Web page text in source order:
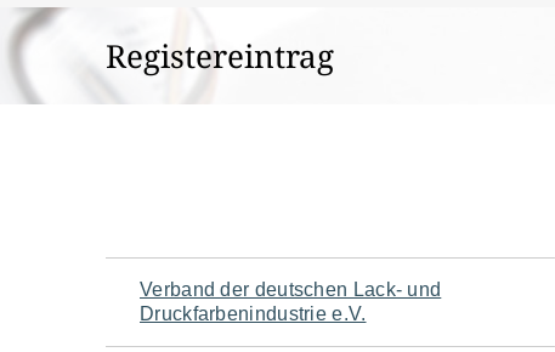
befinden
sich
hier:
Registereintrag
Navigation
Verband der deutschen Lack- und
Druckfarbenindustrie e.V.